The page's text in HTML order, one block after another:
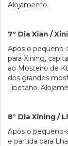
Alojamento.
7º Dia Xian /
Após o
para Xining,
ao Mosteiro de
dos grandes
Tibetano.
8º Dia Xining /
Após o
e partida para